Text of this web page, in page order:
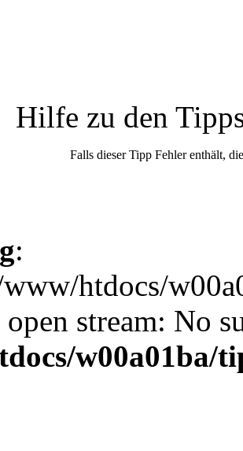
Hilfe zu den
Falls dieser Tipp Fehler enthält,
:
htdocs/
stream: No
w00a01ba/